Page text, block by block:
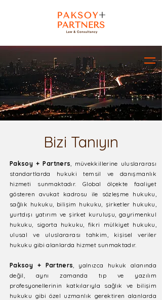
Bizi Tanıyın
Paksoy + Partners, müvekkillerine uluslararası
standartlarda hukuki temsil ve danışmanlık
hizmeti sunmaktadır. Global ölçekte faaliyet
gösteren avukat kadrosu ile sözleşme hukuku,
sağlık hukuku, bilişim hukuku, şirketler hukuku,
yurtdışı yatırım ve şirket kuruluşu, gayrimenkul
hukuku, sigorta hukuku, fikri mülkiyet hukuku,
ulusal ve uluslararası tahkim, kişisel veriler
hukuku gibi alanlarda hizmet sunmaktadır.
Paksoy + Partners, yalnızca hukuk alanında
değil, aynı zamanda tıp ve yazılım
profesyonellerinin katkılarıyla sağlık ve bilişim
hukuku gibi özel uzmanlık gerektiren alanlarda